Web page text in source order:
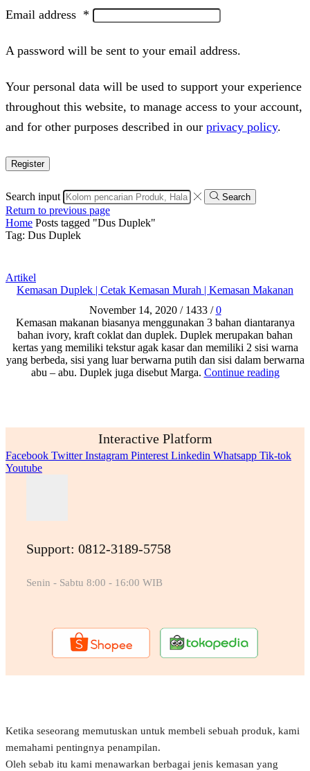
Email address *
A password will be sent to your email address.
Your personal data will be used to support your experience
throughout this website, to manage access to your account,
and for other purposes described in our privacy policy.
Register
Search input Search
Return to previous page
Home Posts tagged "Dus Duplek"
Tag: Dus Duplek
Artikel
Kemasan Duplek | Cetak Kemasan Murah | Kemasan Makanan
November 14, 2020 / 1433 / 0
Kemasan makanan biasanya menggunakan 3 bahan diantaranya
bahan ivory, kraft coklat dan duplek. Duplek merupakan bahan
kertas yang memiliki tekstur agak kasar dan memiliki 2 sisi warna
yang berbeda, sisi yang luar berwarna putih dan sisi dalam berwarna
abu – abu. Duplek juga disebut Marga. Continue reading
Interactive Platform
Facebook Twitter Instagram Pinterest Linkedin Whatsapp Tik-tok
Youtube
Support: 0812-3189-5758
Senin - Sabtu 8:00 - 16:00 WIB
Ketika seseorang memutuskan untuk membeli sebuah produk, kami
memahami pentingnya penampilan.
Oleh sebab itu kami menawarkan berbagai jenis kemasan yang